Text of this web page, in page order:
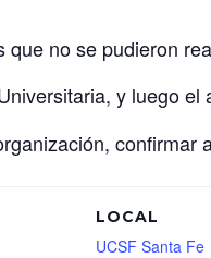
no se pudieron
y luego
confirmar
LOCAL
UCSF Santa Fe